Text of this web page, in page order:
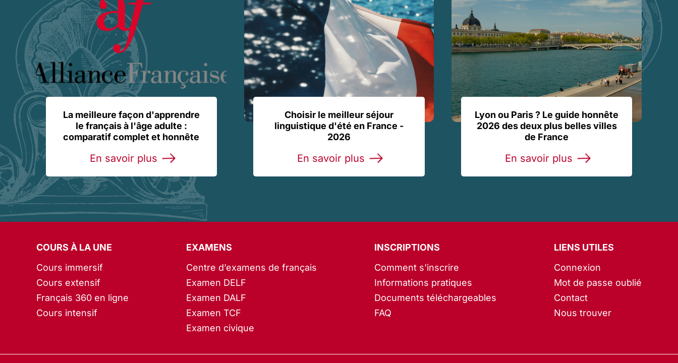
La meilleure façon d'apprendre
le français à l'âge adulte :
comparatif complet et honnête
En savoir plus
Choisir le meilleur séjour
linguistique d'été en France -
2026
En savoir plus
Lyon ou Paris ? Le guide honnête
2026 des deux plus belles villes
de France
En savoir plus
COURS À LA UNE
Cours immersif
Cours extensif
Français 360 en ligne
Cours intensif
EXAMENS
Centre d’examens de français
Examen DELF
Examen DALF
Examen TCF
Examen civique
INSCRIPTIONS
Comment s'inscrire
Informations pratiques
Documents téléchargeables
FAQ
LIENS UTILES
Connexion
Mot de passe oublié
Contact
Nous trouver